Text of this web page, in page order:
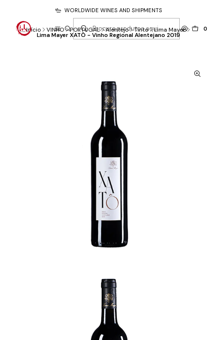
0
WORLDWIDE WINES AND SHIPMENTS
Início VINHO PORTUGAL Alentejo Tinto Lima Mayer
Lima Mayer XATÔ - Vinho Regional Alentejano 2019